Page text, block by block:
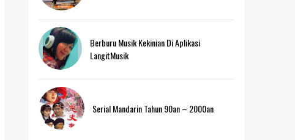
Berburu Musik Kekinian Di Aplikasi
LangitMusik
Serial Mandarin Tahun 90an – 2000an